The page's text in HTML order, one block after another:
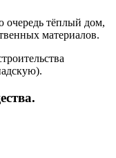
очередь тёплый дом,
материалов.